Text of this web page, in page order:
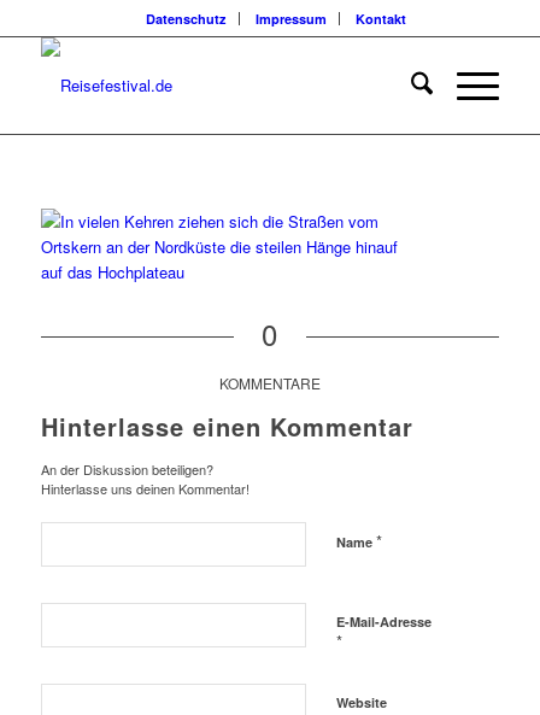
Datenschutz Impressum Kontakt
0
KOMMENTARE
Hinterlasse einen Kommentar
An der Diskussion beteiligen?
Hinterlasse uns deinen Kommentar!
Name *
E-Mail-Adresse
*
Website